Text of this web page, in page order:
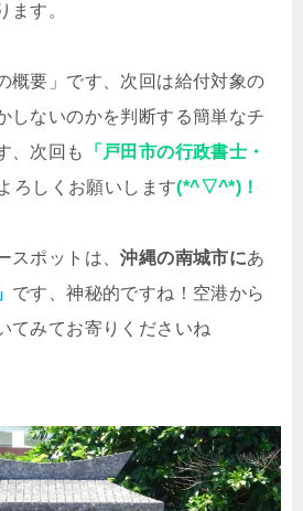
ます。
概要」です、次回は給付対象の
しないのかを判断する簡単なチ
、次回も
「戸田市の行政書士・
ろしくお願いします(*^▽^*)！
スポットは、沖縄の南城市にあ
です、神秘的ですね！空港から
てみてお寄りくださいね